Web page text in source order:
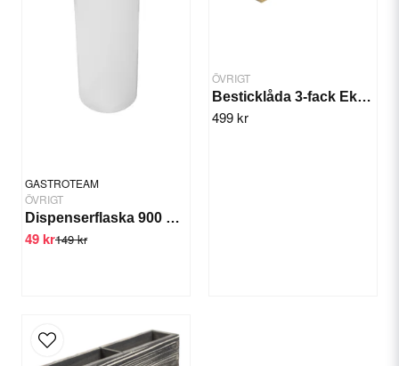
GASTROTEAM
ÖVRIGT
Dispenserflaska 900 ml Dressing/sås
149 kr
49 kr
ÖVRIGT
Besticklåda 3-fack Ek/natur
499 kr